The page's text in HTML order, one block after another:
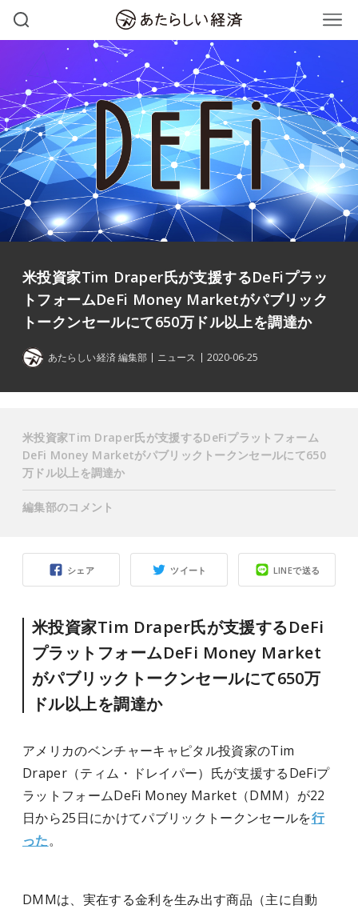
米投資家Tim Draper氏が支援するDeFiプラッ
トフォームDeFi Money Marketがパブリック
トークンセールにて650万ドル以上を調達か
あたらしい経済 編集部 ニュース 2020-06-25
シェア ツイート LINEで送る
米投資家Tim Draper氏が支援するDeFi
プラットフォームDeFi Money Market
がパブリックトークンセールにて650万
ドル以上を調達か
アメリカのベンチャーキャピタル投資家のTim
Draper（ティム・ドレイパー）氏が支援するDeFiプ
ラットフォームDeFi Money Market（DMM）が22
日から25日にかけてパブリックトークンセールを行
った。
DMMは、実在する金利を生み出す商品（主に自動
米投資家Tim Draper氏が支援するDeFiプラットフォーム
DeFi Money Marketがパブリックトークンセールにて650
万ドル以上を調達か
編集部のコメント